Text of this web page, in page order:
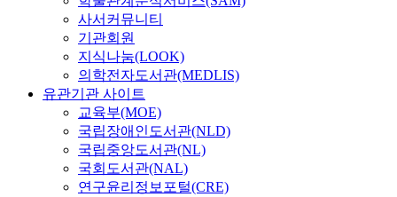
사서커뮤니티
기관회원
지식나눔(LOOK)
의학전자도서관(MEDLIS)
유관기관 사이트
교육부(MOE)
국립장애인도서관(NLD)
국립중앙도서관(NL)
국회도서관(NAL)
연구윤리정보포털(CRE)